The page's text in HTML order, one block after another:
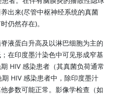
出来(尽管中枢神经系统的真菌
仍然存在)。
液蛋白升高及以淋巴细胞为主的
在印度墨汁染色中可见形成窄基
HIV 感染患者（其真菌负荷通常
HIV 感染患者中，除印度墨汁
参数可能正常。影像学检查（如